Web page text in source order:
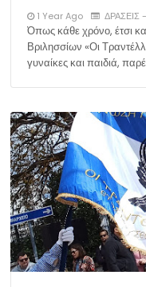
1 Year Ago ΔΡΑΣΕΙΣ
Όπως κάθε χρόνο, έτσι
Βριλησσίων «Οι
γυναίκες και παιδιά,